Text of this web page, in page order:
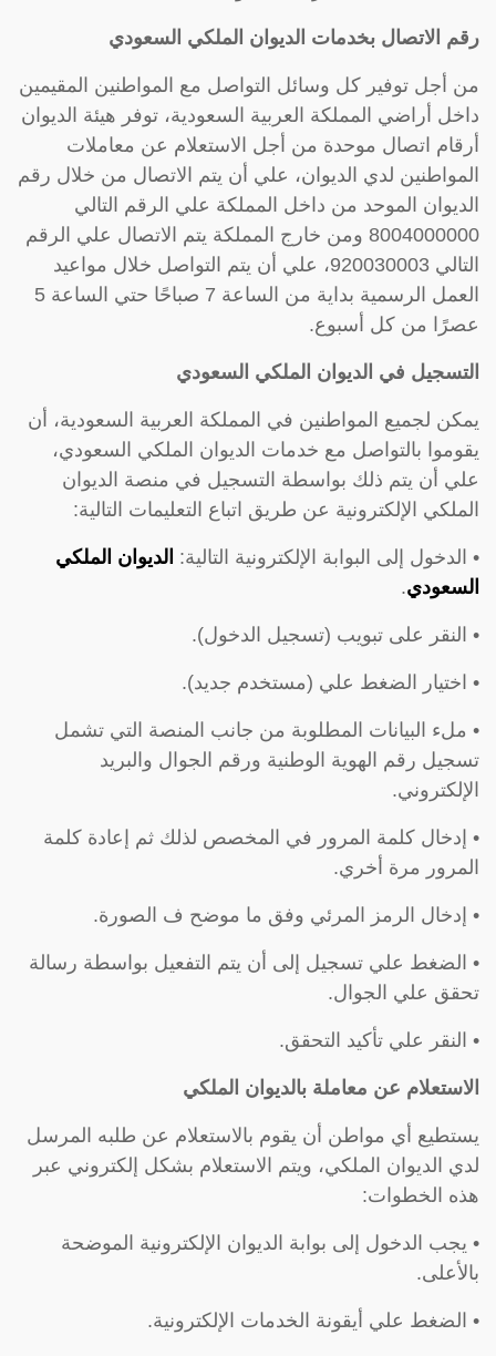
رقم الاتصال بخدمات الديوان الملكي السعودي
من أجل توفير كل وسائل التواصل مع المواطنين المقيمين
داخل أراضي المملكة العربية السعودية، توفر هيئة الديوان
أرقام اتصال موحدة من أجل الاستعلام عن معاملات
المواطنين لدي الديوان، علي أن يتم الاتصال من خلال رقم
الديوان الموحد من داخل المملكة علي الرقم التالي
8004000000 ومن خارج المملكة يتم الاتصال علي الرقم
التالي 920030003، علي أن يتم التواصل خلال مواعيد
العمل الرسمية بداية من الساعة 7 صباحًا حتي الساعة 5
عصرًا من كل أسبوع.
التسجيل في الديوان الملكي السعودي
يمكن لجميع المواطنين في المملكة العربية السعودية، أن
يقوموا بالتواصل مع خدمات الديوان الملكي السعودي،
علي أن يتم ذلك بواسطة التسجيل في منصة الديوان
الملكي الإلكترونية عن طريق اتباع التعليمات التالية:
• الدخول إلى البوابة الإلكترونية التالية: الديوان الملكي
السعودي.
• النقر على تبويب (تسجيل الدخول).
• اختيار الضغط علي (مستخدم جديد).
• ملء البيانات المطلوبة من جانب المنصة التي تشمل
تسجيل رقم الهوية الوطنية ورقم الجوال والبريد
الإلكتروني.
• إدخال كلمة المرور في المخصص لذلك ثم إعادة كلمة
المرور مرة أخري.
• إدخال الرمز المرئي وفق ما موضح ف الصورة.
• الضغط علي تسجيل إلى أن يتم التفعيل بواسطة رسالة
تحقق علي الجوال.
• النقر علي تأكيد التحقق.
الاستعلام عن معاملة بالديوان الملكي
يستطيع أي مواطن أن يقوم بالاستعلام عن طلبه المرسل
لدي الديوان الملكي، ويتم الاستعلام بشكل إلكتروني عبر
هذه الخطوات:
• يجب الدخول إلى بوابة الديوان الإلكترونية الموضحة
بالأعلى.
• الضغط علي أيقونة الخدمات الإلكترونية.